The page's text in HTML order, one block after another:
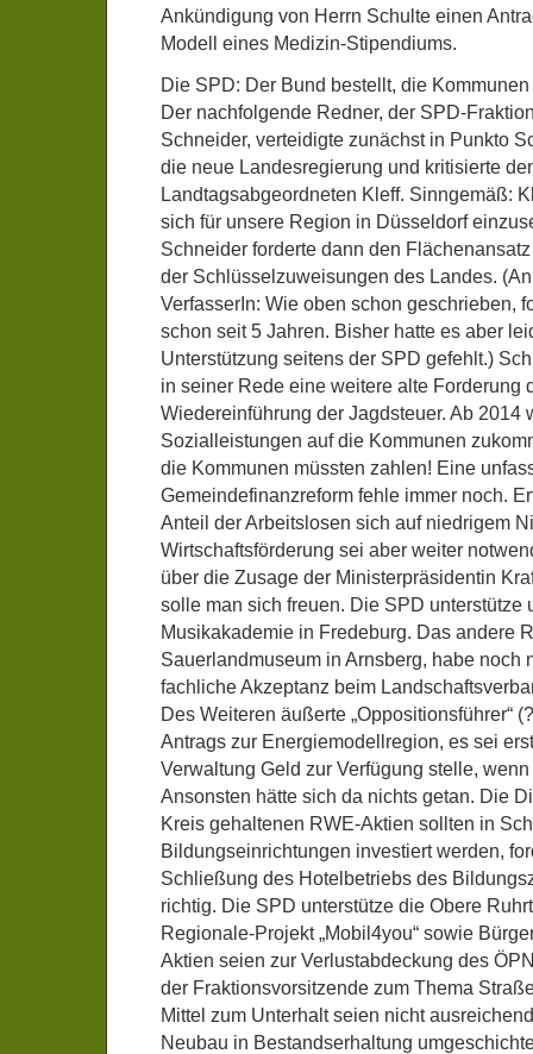
Ankündigung von Herrn Schulte einen
Modell eines Medizin-Stipendiums.
Die SPD: Der Bund bestellt, die
Der nachfolgende Redner, der SPD-
Schneider, verteidigte zunächst in Punkto
die neue Landesregierung und kritisierte
Landtagsabgeordneten Kleff. Sinngemäß:
sich für unsere Region in Düsseldorf
Schneider forderte dann den
der Schlüsselzuweisungen des Landes.
VerfasserIn: Wie oben schon geschrieben,
schon seit 5 Jahren. Bisher hatte es aber
Unterstützung seitens der SPD gefehlt.)
in seiner Rede eine weitere alte Forderung
Wiedereinführung der Jagdsteuer. Ab 2014
Sozialleistungen auf die Kommunen
die Kommunen müssten zahlen! Eine
Gemeindefinanzreform fehle immer noch.
Anteil der Arbeitslosen sich auf niedrigem
Wirtschaftsförderung sei aber weiter
über die Zusage der Ministerpräsidentin
solle man sich freuen. Die SPD unterstütze
Musikakademie in Fredeburg. Das andere
Sauerlandmuseum in Arnsberg, habe noch
fachliche Akzeptanz beim
Des Weiteren äußerte „Oppositionsführer“
Antrags zur Energiemodellregion, es sei
Verwaltung Geld zur Verfügung stelle,
Ansonsten hätte sich da nichts getan. Die
Kreis gehaltenen RWE-Aktien sollten in
Bildungseinrichtungen investiert werden,
Schließung des Hotelbetriebs des
richtig. Die SPD unterstütze die Obere
Regionale-Projekt „Mobil4you“ sowie
Aktien seien zur Verlustabdeckung des
der Fraktionsvorsitzende zum Thema
Mittel zum Unterhalt seien nicht
Neubau in Bestandserhaltung